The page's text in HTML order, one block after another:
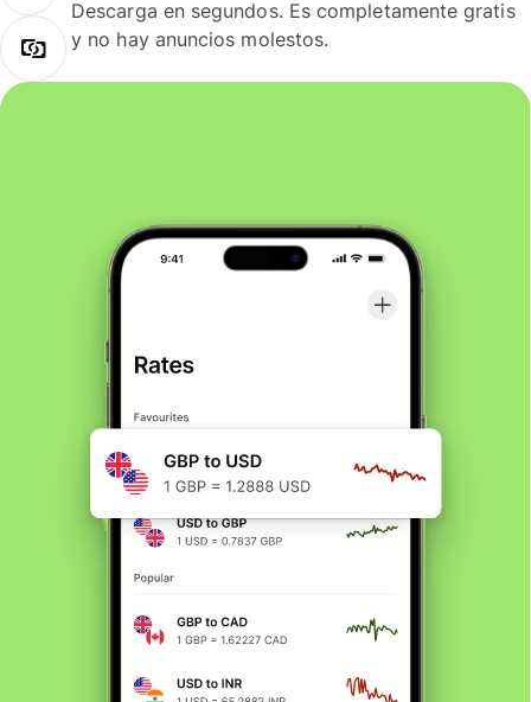
Descarga en segundos. Es completamente gratis
y no hay anuncios molestos.